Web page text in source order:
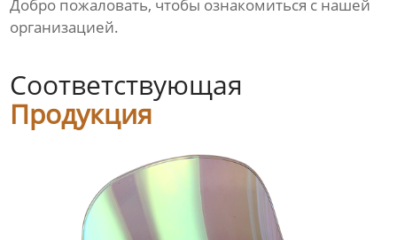
Добро пожаловать, чтобы ознакомиться с нашей
организацией.
Соответствующая
Продукция